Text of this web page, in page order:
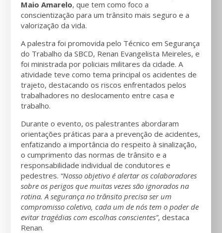
Maio Amarelo, que tem como foco a
conscientização para um trânsito mais seguro e a
valorização da vida.
A palestra foi promovida pelo Técnico em Segurança
do Trabalho da SBCD, Renan Evangelista Meireles, e
foi ministrada por policiais militares da cidade. A
atividade teve como tema principal os acidentes de
trajeto, destacando os riscos enfrentados pelos
trabalhadores no deslocamento entre casa e
trabalho.
Durante o evento, os palestrantes abordaram
orientações práticas para a prevenção de acidentes,
enfatizando a importância do respeito à sinalização,
o cumprimento das normas de trânsito e a
responsabilidade individual de condutores e
pedestres. “Nosso objetivo é alertar os colaboradores
sobre os perigos que muitas vezes são ignorados na
rotina. A segurança no trânsito precisa ser um
compromisso coletivo, cada um de nós tem o poder de
evitar tragédias com escolhas conscientes”, destaca
Renan.